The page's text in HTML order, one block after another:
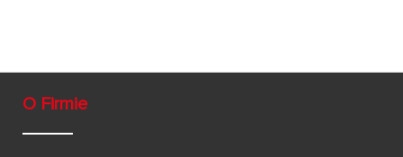
O Firmie